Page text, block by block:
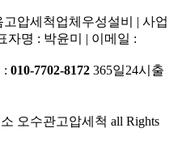
구
하
역
압세척업체우성설비 | 사업
자명 : 박윤미 | 이메일 :
: 010-7702-8172 365일24시출
오수관고압세척 all Rights